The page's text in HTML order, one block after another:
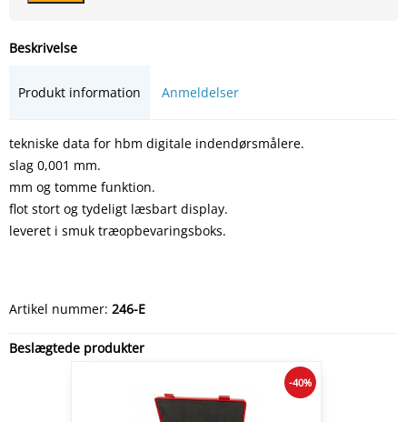
Beskrivelse
Produkt information Anmeldelser
tekniske data for hbm digitale indendørsmålere.
slag 0,001 mm.
mm og tomme funktion.
flot stort og tydeligt læsbart display.
leveret i smuk træopbevaringsboks.
Artikel nummer: 246-E
Beslægtede produkter
-40%